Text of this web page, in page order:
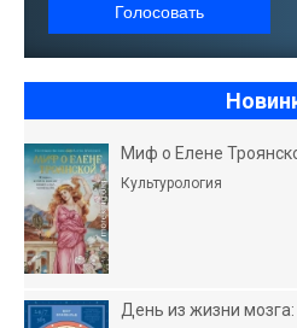
Голосовать
Миф о Елене
Культурология
День из жизни